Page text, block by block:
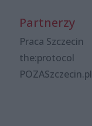
Partnerzy
Praca Szczecin
the:protocol
POZASzczecin.pl